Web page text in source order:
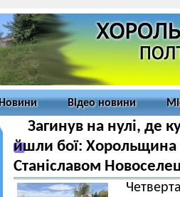
Новини Відео новини
Загинув на нулі, де
йшли бої: Хорольщина
Станіславом